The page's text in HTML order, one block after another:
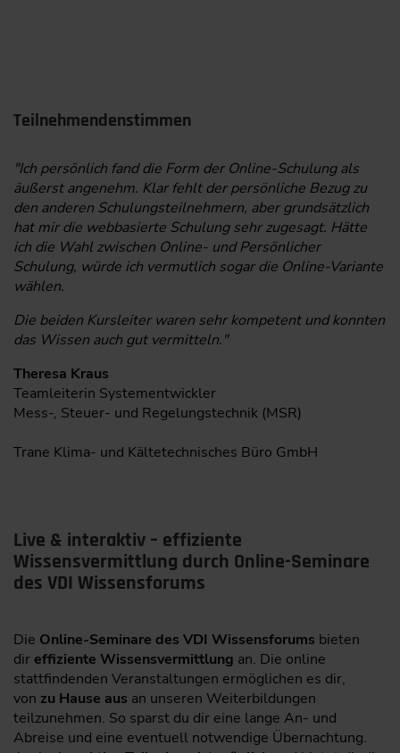
Teilnehmendenstimmen
"Ich persönlich fand die Form der Online-Schulung als
äußerst angenehm. Klar fehlt der persönliche Bezug zu
den anderen Schulungsteilnehmern, aber grundsätzlich
hat mir die webbasierte Schulung sehr zugesagt. Hätte
ich die Wahl zwischen Online- und Persönlicher
Schulung, würde ich vermutlich sogar die Online-Variante
wählen.
Die beiden Kursleiter waren sehr kompetent und konnten
das Wissen auch gut vermitteln."
Theresa Kraus
Teamleiterin Systementwickler
Mess-, Steuer- und Regelungstechnik (MSR)
Trane Klima- und Kältetechnisches Büro GmbH
Live & interaktiv – effiziente
Wissensvermittlung durch Online-Seminare
des VDI Wissensforums
Die Online-Seminare des VDI Wissensforums bieten
dir effiziente Wissensvermittlung an. Die online
stattfindenden Veranstaltungen ermöglichen es dir,
von zu Hause aus an unseren Weiterbildungen
teilzunehmen. So sparst du dir eine lange An- und
Abreise und eine eventuell notwendige Übernachtung.